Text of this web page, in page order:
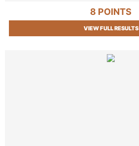
8 POINTS
VIEW FULL RESULTS